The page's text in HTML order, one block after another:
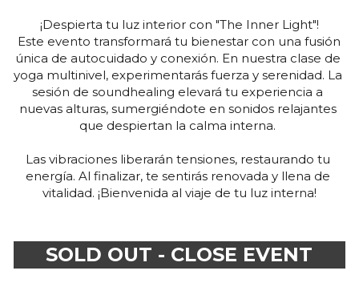
¡Despierta tu luz interior con "The Inner Light"!
única de autocuidado y conexión. En nuestra clase de
yoga multinivel, experimentarás fuerza y serenidad. La
sesión de soundhealing elevará tu experiencia a
nuevas alturas, sumergiéndote en sonidos relajantes
que despiertan la calma interna.
Las vibraciones liberarán tensiones, restaurando tu
energía. Al finalizar, te sentirás renovada y llena de
vitalidad. ¡Bienvenida al viaje de tu luz interna!
SOLD OUT - CLOSE EVENT